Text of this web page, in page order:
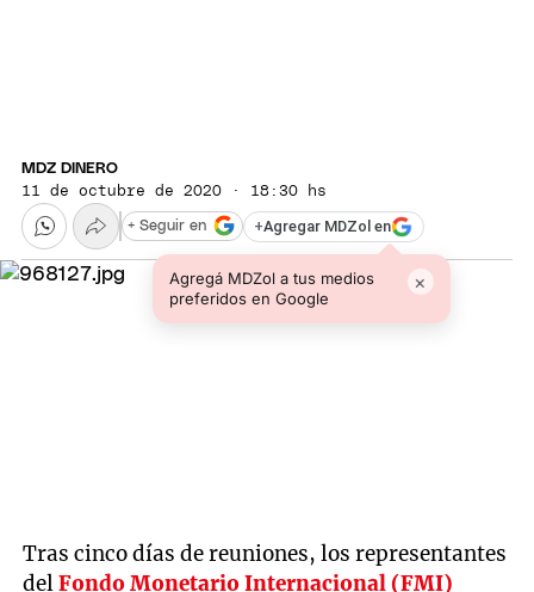
MDZ DINERO
11 de octubre de 2020 · 18:30 hs
+Agregar MDZol en
Agregá MDZol a tus medios
preferidos en Google
×
+ Seguir en
Tras cinco días de reuniones, los representantes
delFondo Monetario Internacional (FMI)